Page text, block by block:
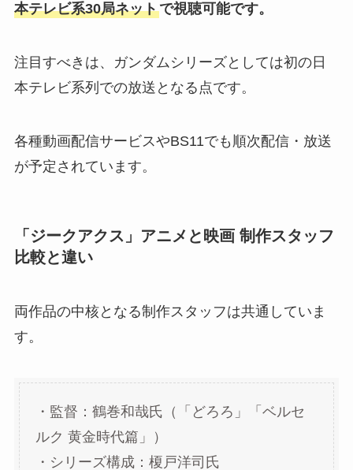
本テレビ系30局ネットで視聴可能です。
注目すべきは、ガンダムシリーズとしては初の日
本テレビ系列での放送となる点です。
各種動画配信サービスやBS11でも順次配信・放送
が予定されています。
「ジークアクス」アニメと映画 制作スタッフ
比較と違い
両作品の中核となる制作スタッフは共通していま
す。
・監督：鶴巻和哉氏（「どろろ」「ベルセ
ルク 黄金時代篇」）
・シリーズ構成：榎戸洋司氏